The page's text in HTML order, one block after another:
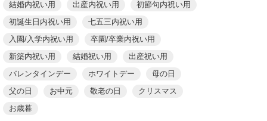
結婚内祝い用 出産内祝い用
初節句内祝い用
初誕生日内祝い用
七五三内祝い用
入園/入学内祝い用
卒園/卒業内祝い用
新築内祝い用
結婚祝い用
出産祝い用
バレンタインデー
ホワイトデー
母の日
父の日
お中元 敬老の日
クリスマス
お歳暮